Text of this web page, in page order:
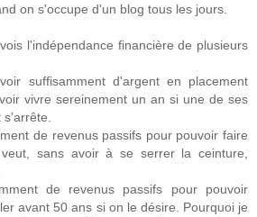
on s'occupe d'un blog tous les jours.
l'indépendance financière de plusieurs
suffisamment d'argent en placement
vivre sereinement un an si une de ses
s'arrête.
de revenus passifs pour pouvoir faire
sans avoir à se serrer la ceinture,
de revenus passifs pour pouvoir
avant 50 ans si on le désire. Pourquoi je